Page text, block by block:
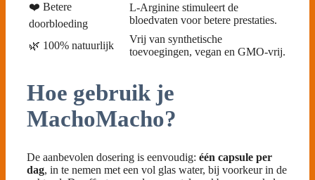
❤️ Betere
doorbloeding
L-Arginine stimuleert de
bloedvaten voor betere prestaties.
🌿 100% natuurlijk
Vrij van synthetische
toevoegingen, vegan en GMO-vrij.
Hoe gebruik je
MachoMacho?
De aanbevolen dosering is eenvoudig: één capsule per
dag, in te nemen met een vol glas water, bij voorkeur in de